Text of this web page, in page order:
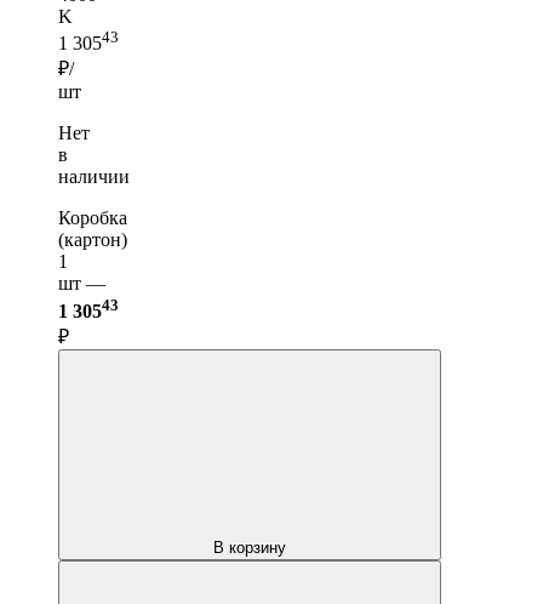
K
1 30543
₽/
шт
Нет
в
наличии
Коробка
(картон)
1
шт —
1 30543
₽
В корзину